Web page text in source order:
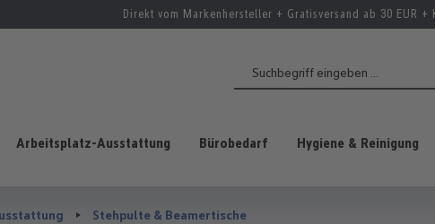
Direkt vom Markenhersteller + Gratisversand ab 30 EUR +
Arbeitsplatz-Ausstattung Bürobedarf Hygiene & Reinigung
Stehpulte & Beamertische